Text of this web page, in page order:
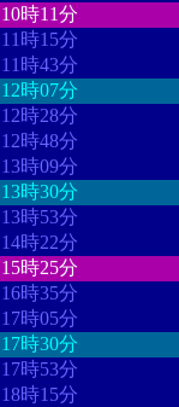
10時11分
11時15分
11時43分
12時07分
12時28分
12時48分
13時09分
13時30分
13時53分
14時22分
15時25分
16時35分
17時05分
17時30分
17時53分
18時15分